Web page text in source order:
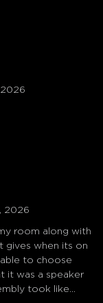
2026
room along with
gives when its on
to choose
it was a speaker
took like...